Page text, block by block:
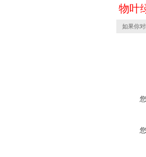
物叶
如果你对